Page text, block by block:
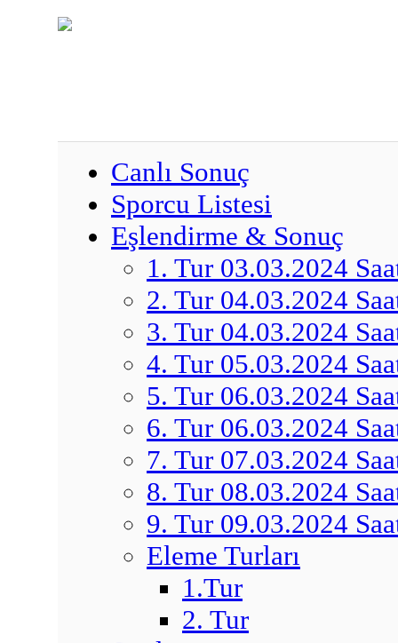
Canlı Sonuç
Sporcu Listesi
Eşlendirme & Sonuç
1. Tur 03.03.2024
2. Tur 04.03.2024
3. Tur 04.03.2024
4. Tur 05.03.2024
5. Tur 06.03.2024
6. Tur 06.03.2024
7. Tur 07.03.2024
8. Tur 08.03.2024
9. Tur 09.03.2024
Eleme Turları
1.Tur
2. Tur